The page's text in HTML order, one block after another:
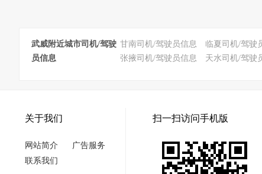
武威附近城市司机/驾驶
员信息
甘南司机/驾驶员信息 临夏司机/驾驶
张掖司机/驾驶员信息
天水司机/驾驶
关于我们
网站简介
广告服务
联系我们
扫一扫访问手机版